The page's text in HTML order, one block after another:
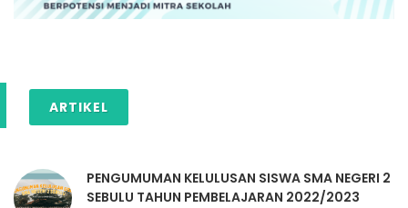
ARTIKEL
PENGUMUMAN KELULUSAN SISWA SMA NEGERI 2
SEBULU TAHUN PEMBELAJARAN 2022/2023